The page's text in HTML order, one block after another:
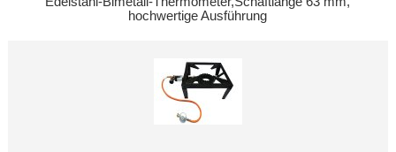
hochwertige Ausführung